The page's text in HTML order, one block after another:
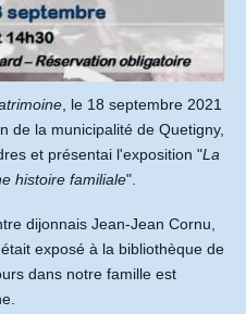
, le 18 septembre 2021
de la municipalité de Quetigny,
et présentai l'exposition "La
histoire familiale".
dijonnais Jean-Jean Cornu,
exposé à la bibliothèque de
dans notre famille est